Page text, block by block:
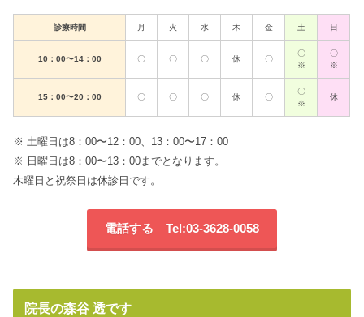
診療時間 月 火 水 木 金 土 日
10：00〜14：00 〇 〇 〇 休 〇
〇
※
〇
※
15：00〜20：00 〇 〇 〇 休 〇
〇
※
休
※ 土曜日は8：00〜12：00、13：00〜17：00
※ 日曜日は8：00〜13：00までとなります。
木曜日と祝祭日は休診日です。
電話する Tel:03-3628-0058
院長の森谷 透です